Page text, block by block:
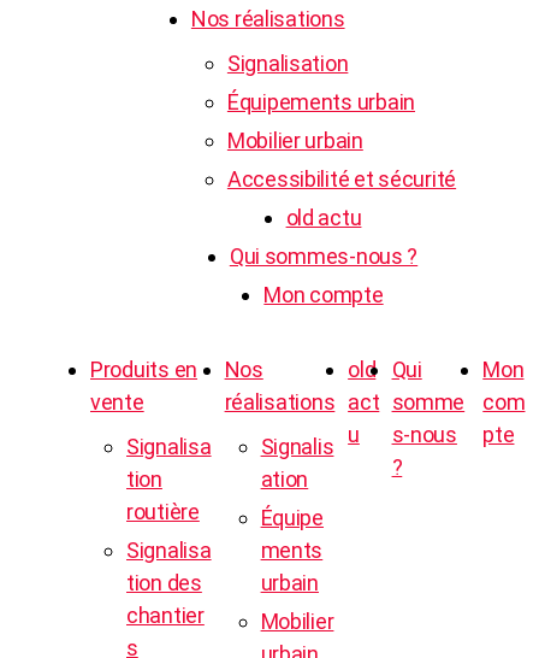
Nos réalisations
Signalisation
Équipements urbain
Mobilier urbain
Accessibilité et sécurité
old actu
Qui sommes-nous ?
Mon compte
Produits en
vente
Signalisa
tion
routière
Signalisa
tion des
chantier
s
Nos
réalisations
Signalis
ation
Équipe
ments
urbain
Mobilier
old
act
u
Qui
somme
s-nous
?
Mon
com
pte